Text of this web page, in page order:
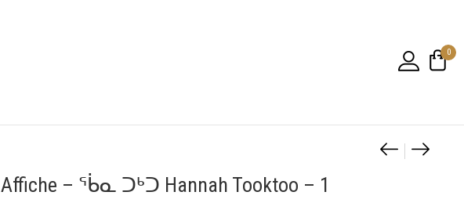
0
Affiche
Affiche – ᖄᓇ ᑐᒃᑐ Hannah Tooktoo – 1